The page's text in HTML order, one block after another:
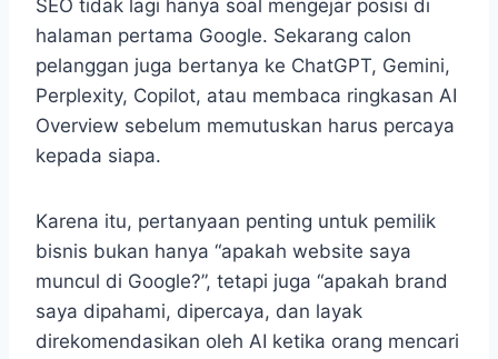
SEO tidak lagi hanya soal mengejar posisi di
halaman pertama Google. Sekarang calon
pelanggan juga bertanya ke ChatGPT, Gemini,
Perplexity, Copilot, atau membaca ringkasan AI
Overview sebelum memutuskan harus percaya
kepada siapa.
Karena itu, pertanyaan penting untuk pemilik
bisnis bukan hanya “apakah website saya
muncul di Google?”, tetapi juga “apakah brand
saya dipahami, dipercaya, dan layak
direkomendasikan oleh AI ketika orang mencari